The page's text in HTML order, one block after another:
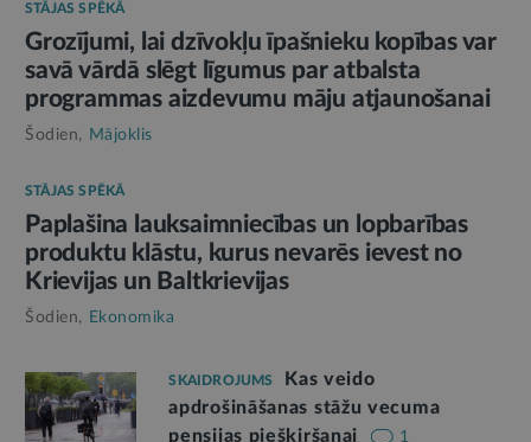
STĀJAS SPĒKĀ
Grozījumi, lai dzīvokļu īpašnieku kopības var
savā vārdā slēgt līgumus par atbalsta
programmas aizdevumu māju atjaunošanai
Šodien, Mājoklis
STĀJAS SPĒKĀ
Paplašina lauksaimniecības un lopbarības
produktu klāstu, kurus nevarēs ievest no
Krievijas un Baltkrievijas
Šodien, Ekonomika
SKAIDROJUMS
Kas veido
apdrošināšanas stāžu vecuma
pensijas piešķiršanai
1